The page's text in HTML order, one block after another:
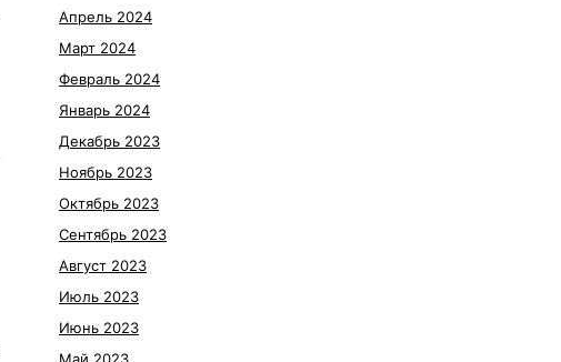
Апрель 2024
Март 2024
Февраль 2024
Январь 2024
Декабрь 2023
Ноябрь 2023
Октябрь 2023
Сентябрь 2023
Август 2023
Июль 2023
Июнь 2023